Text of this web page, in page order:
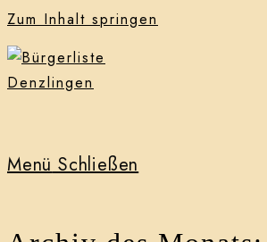
Zum Inhalt springen
Menü Schließen